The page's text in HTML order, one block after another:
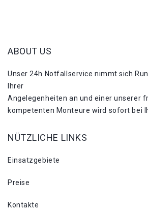
ABOUT US
Unser 24h Notfallservice nimmt sich
Ihrer
Angelegenheiten an und einer unserer
kompetenten Monteure wird sofort bei
NÜTZLICHE LINKS
Einsatzgebiete
Preise
Kontakte